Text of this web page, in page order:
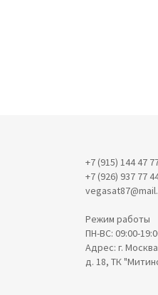
+7 (915) 144 47
+7 (926) 937 77
Режим работы
ПН-ВС: 09:00-
Адрес: г.
д. 18, ТК